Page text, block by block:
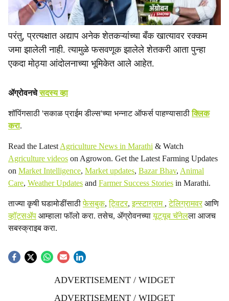
परंतु, प्रत्यक्षात अद्याप अनेक शेतकऱ्यांच्या बँक खात्यावर रक्कम
जमा झालेली नाही. त्यामुळे फसवणूक झालेले शेतकरी आता पुन्हा
एकदा मोठ्या आंदोलनाच्या भूमिकेत आले आहेत.
ॲग्रोवनचेसदस्य व्हा
शॉपिंगसाठी 'सकाळ प्राईम डील्स'च्या भन्नाट ऑफर्स पाहण्यासाठीक्लिक
करा.
Read the Latest Agriculture News in Marathi & Watch
Agriculture videos on Agrowon. Get the Latest Farming Updates
on Market Intelligence, Market updates, Bazar Bhav, Animal
Care, Weather Updates and Farmer Success Stories in Marathi.
ताज्या कृषी घडामोडींसाठीफेसबुक,ट्विटर,इन्स्टाग्राम ,टेलिग्रामवरआणि
व्हॉट्सॲप आम्हाला फॉलो करा. तसेच, ॲग्रोवनच्यायूट्यूब चॅनेलला आजच
सबस्क्राइब करा.
ADVERTISEMENT / WIDGET
ADVERTISEMENT / WIDGET